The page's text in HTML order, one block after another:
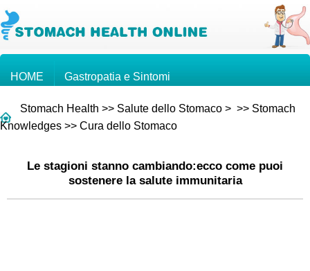
HOME Gastropatia e Sintomi
Conoscenze sullo Stomaco Tumore Gastrico
Domande e Risposte
Stomach Health >> Salute dello Stomaco > >> Stomach
Knowledges >> Cura dello Stomaco
Le stagioni stanno cambiando:ecco come puoi
sostenere la salute immunitaria